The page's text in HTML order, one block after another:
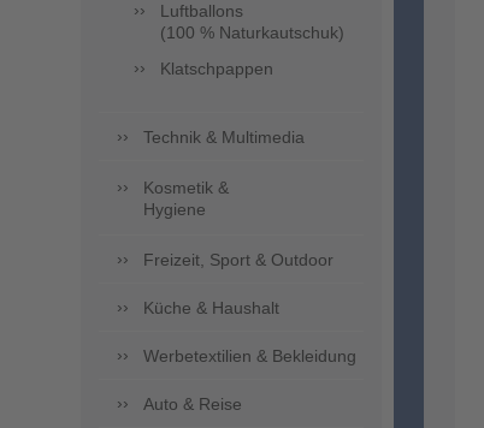
Luftballons
(100 % Naturkautschuk)
Klatschpappen
Technik & Multimedia
Kosmetik &
Hygiene
Freizeit, Sport & Outdoor
Küche & Haushalt
Werbetextilien & Bekleidung
Auto & Reise